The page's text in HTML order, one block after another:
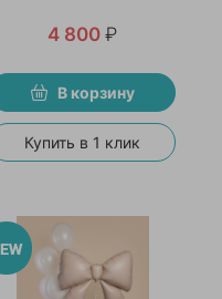
4 800 ₽
В корзину
Купить в 1 клик